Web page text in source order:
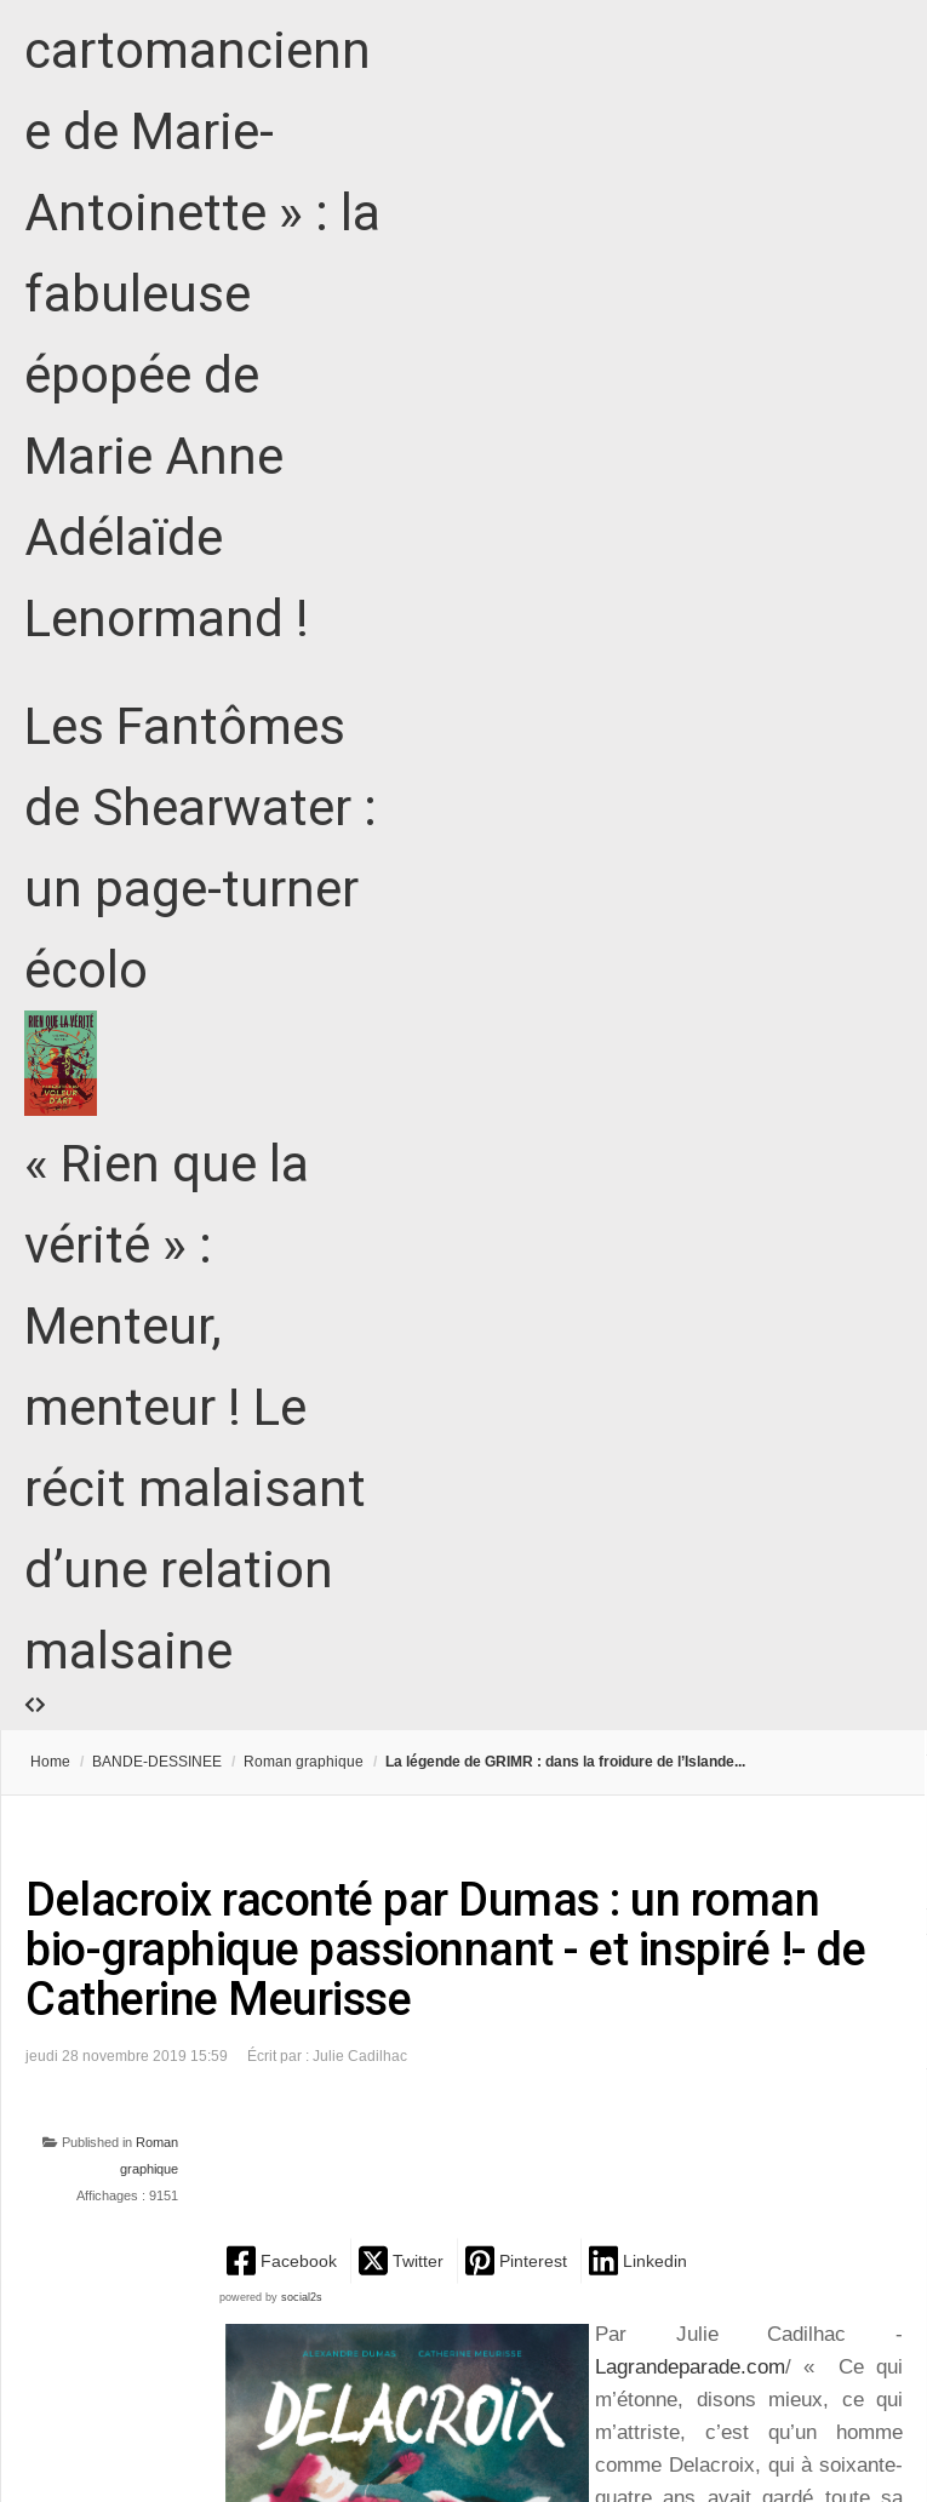
cartomancienn
e de Marie-
Antoinette » : la
fabuleuse
épopée de
Marie Anne
Adélaïde
Lenormand !
Les Fantômes
de Shearwater :
un page-turner
écolo
« Rien que la
vérité » :
Menteur,
menteur ! Le
récit malaisant
d’une relation
malsaine
Home / BANDE-DESSINEE / Roman graphique / La légende de GRIMR : dans la froidure de l’Islande...
Delacroix raconté par Dumas : un roman
bio-graphique passionnant - et inspiré !- de
Catherine Meurisse
jeudi 28 novembre 2019 15:59 Écrit par : Julie Cadilhac
Published in Roman
graphique
Affichages : 9151
Facebook Twitter Pinterest Linkedin
powered by social2s
Par Julie Cadilhac -
Lagrandeparade.com/ « Ce qui
m’étonne, disons mieux, ce qui
m’attriste, c’est qu’un homme
comme Delacroix, qui à soixante-